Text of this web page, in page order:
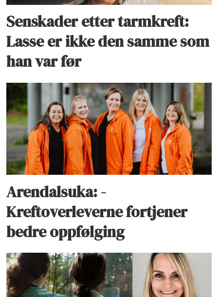
Senskader etter tarmkreft:
Lasse er ikke den samme som
han var før
Arendalsuka: -
Kreftoverleverne fortjener
bedre oppfølging